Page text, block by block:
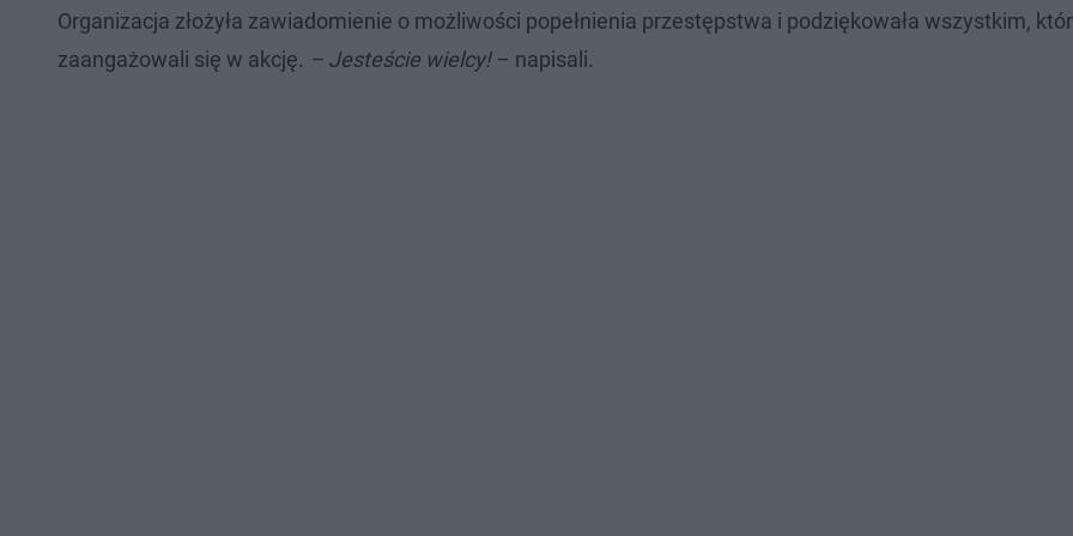
Organizacja złożyła zawiadomienie o możliwości popełnienia przestępstwa i podziękowała wszystkim,
zaangażowali się w akcję. – Jesteście wielcy!– napisali.